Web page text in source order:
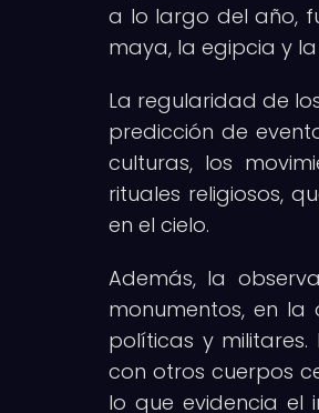
a lo largo del año,
maya, la egipcia y
La regularidad de
predicción de
culturas, los
rituales religiosos,
en el cielo.
Además, la
monumentos, en la
políticas y
con otros cuerpos
lo que evidencia el